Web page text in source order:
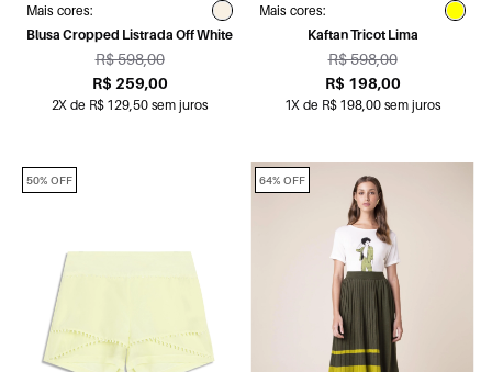
Mais cores:
Blusa Cropped Listrada Off White
R$ 598,00
R$ 259,00
2X de R$ 129,50 sem juros
Mais cores:
Kaftan Tricot Lima
R$ 598,00
R$ 198,00
1X de R$ 198,00 sem juros
50% OFF 64% OFF